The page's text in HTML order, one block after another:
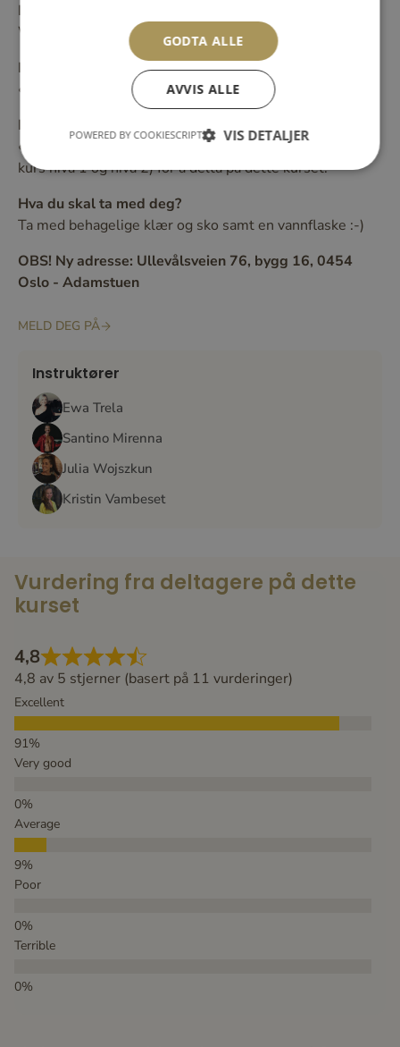
Instruktører:
Wojszkun / Kristin Vambeset
Nivå:
• Øvet nivå 3
Forkunnskaper:
• Du må ha erfaring med selskapsdans (eller deltatt på
kurs nivå 1 og nivå 2) for å delta på dette kurset.
Hva du skal ta med deg?
Ta med behagelige klær og sko samt en vannflaske :-)
OBS! Ny adresse: Ullevålsveien 76, bygg 16, 0454
Oslo - Adamstuen
MELD DEG PÅ
Instruktører
Ewa Trela
Santino Mirenna
Julia Wojszkun
Kristin Vambeset
Vurdering fra deltagere på dette
kurset
4,8
4,8 av 5 stjerner (basert på 11 vurderinger)
Excellent
Very good
Average
Poor
Terrible
GODTA ALLE
AVVIS ALLE
VIS DETALJER
POWERED BY COOKIESCRIPT